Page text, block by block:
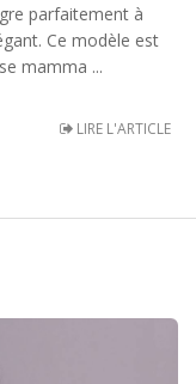
parfaitement à
Ce modèle est
mamma ...
LIRE L'ARTICLE